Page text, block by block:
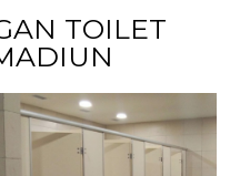
TOILET